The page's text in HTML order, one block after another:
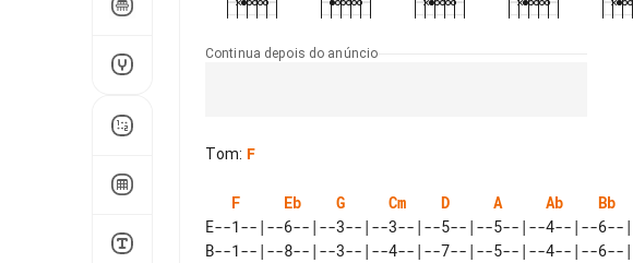
Continua depois do anúncio
Tom: F
F Eb G Cm D A Ab
Bb
E--1--|--6--|--3--|--3--|--5--|--5--|--4--|--6--|
B--1--|--8--|--3--|--4--|--7--|--5--|--4--|--6--|